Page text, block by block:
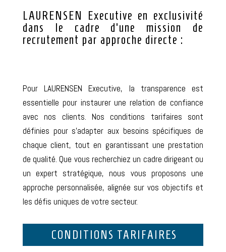
LAURENSEN Executive en exclusivité
dans le cadre d’une mission de
recrutement par approche directe :
Pour LAURENSEN Executive, la transparence est
essentielle pour instaurer une relation de confiance
avec nos clients. Nos conditions tarifaires sont
définies pour s’adapter aux besoins spécifiques de
chaque client, tout en garantissant une prestation
de qualité. Que vous recherchiez un cadre dirigeant ou
un expert stratégique, nous vous proposons une
approche personnalisée, alignée sur vos objectifs et
les défis uniques de votre secteur.
CONDITIONS TARIFAIRES